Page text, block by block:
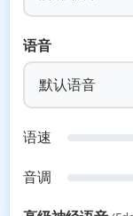
语音
默认语音
语速
音调